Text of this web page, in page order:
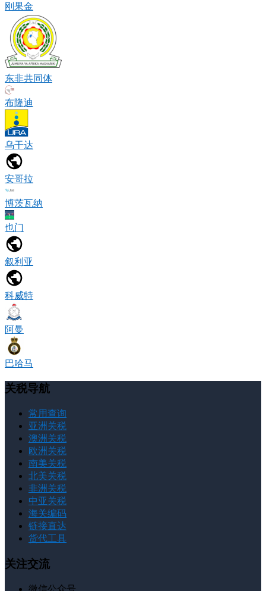
刚果金
东非共同体
布隆迪
乌干达
安哥拉
博茨瓦纳
也门
叙利亚
科威特
阿曼
巴哈马
关税导航
常用查询
亚洲关税
澳洲关税
欧洲关税
南美关税
北美关税
非洲关税
中亚关税
海关编码
链接直达
货代工具
关注交流
微信公众号